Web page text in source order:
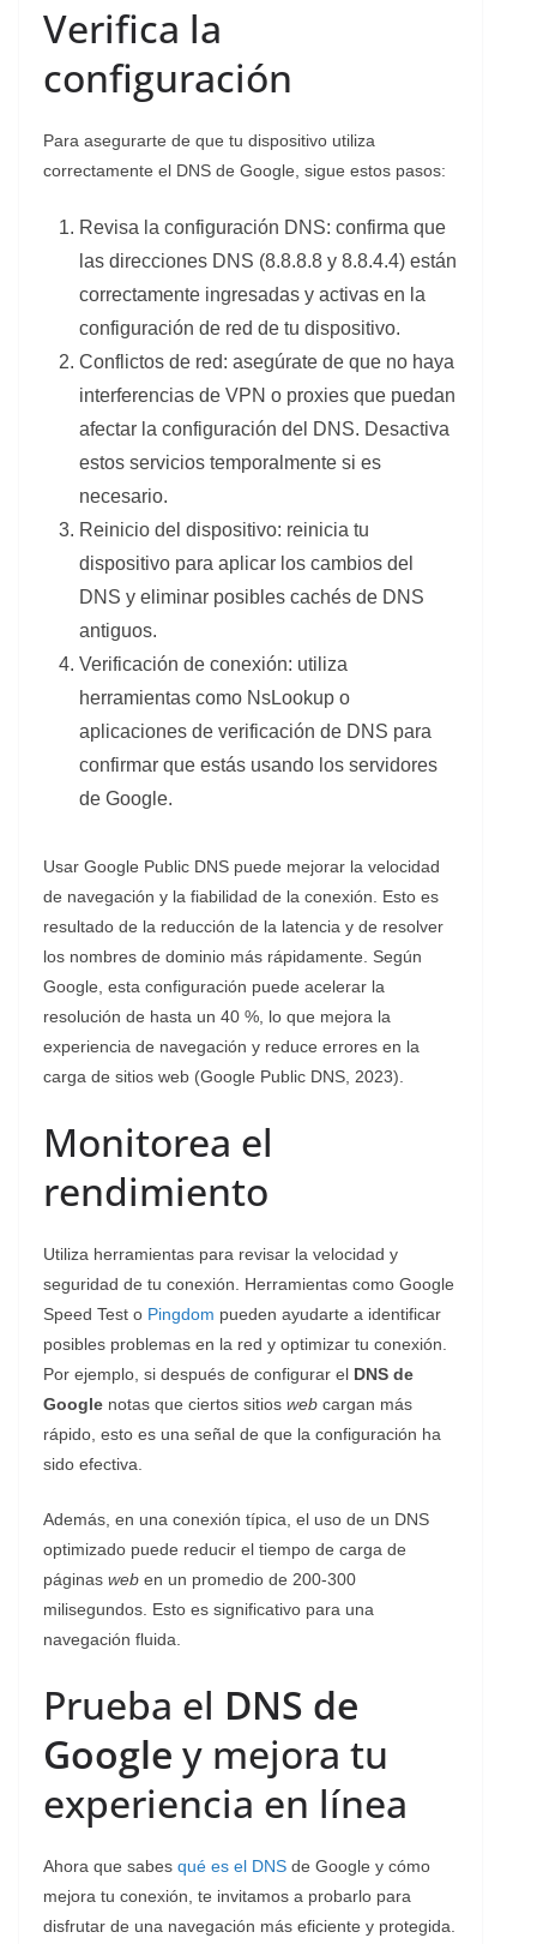
Verifica la
configuración
Para asegurarte de que tu dispositivo utiliza
correctamente el DNS de Google, sigue estos pasos:
Revisa la configuración DNS: confirma que
las direcciones DNS (8.8.8.8 y 8.8.4.4) están
correctamente ingresadas y activas en la
configuración de red de tu dispositivo.
Conflictos de red: asegúrate de que no haya
interferencias de VPN o proxies que puedan
afectar la configuración del DNS. Desactiva
estos servicios temporalmente si es
necesario.
Reinicio del dispositivo: reinicia tu
dispositivo para aplicar los cambios del
DNS y eliminar posibles cachés de DNS
antiguos.
Verificación de conexión: utiliza
herramientas como NsLookup o
aplicaciones de verificación de DNS para
confirmar que estás usando los servidores
de Google.
Usar Google Public DNS puede mejorar la velocidad
de navegación y la fiabilidad de la conexión. Esto es
resultado de la reducción de la latencia y de resolver
los nombres de dominio más rápidamente. Según
Google, esta configuración puede acelerar la
resolución de hasta un 40 %, lo que mejora la
experiencia de navegación y reduce errores en la
carga de sitios web (Google Public DNS, 2023).
Monitorea el
rendimiento
Utiliza herramientas para revisar la velocidad y
seguridad de tu conexión. Herramientas como Google
Speed Test o Pingdom pueden ayudarte a identificar
posibles problemas en la red y optimizar tu conexión.
Por ejemplo, si después de configurar el DNS de
Google notas que ciertos sitios web cargan más
rápido, esto es una señal de que la configuración ha
sido efectiva.
Además, en una conexión típica, el uso de un DNS
optimizado puede reducir el tiempo de carga de
páginas web en un promedio de 200-300
milisegundos. Esto es significativo para una
navegación fluida.
Prueba el DNS de
Google y mejora tu
experiencia en línea
Ahora que sabes qué es el DNS de Google y cómo
mejora tu conexión, te invitamos a probarlo para
disfrutar de una navegación más eficiente y protegida.